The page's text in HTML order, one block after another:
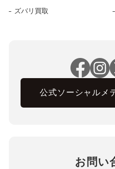
ズバリ買取
公式ソーシャルメ
お問い